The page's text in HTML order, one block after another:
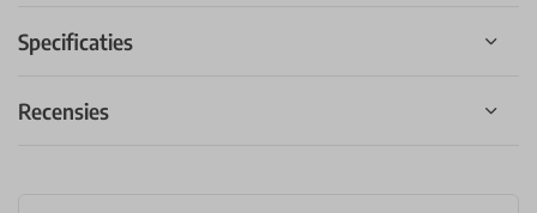
Specificaties
Recensies